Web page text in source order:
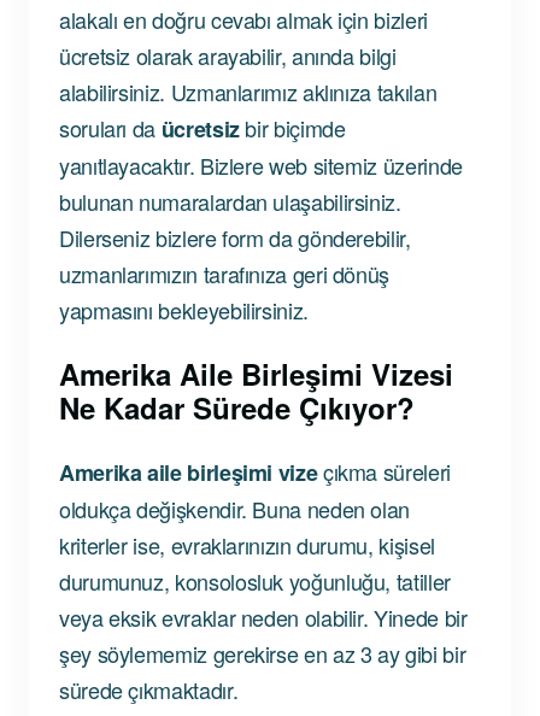
alakalı en doğru cevabı almak için bizleri
ücretsiz olarak arayabilir, anında bilgi
alabilirsiniz. Uzmanlarımız aklınıza takılan
soruları da ücretsizbir biçimde
yanıtlayacaktır. Bizlere web sitemiz üzerinde
bulunan numaralardan ulaşabilirsiniz.
Dilerseniz bizlere form da gönderebilir,
uzmanlarımızın tarafınıza geri dönüş
yapmasını bekleyebilirsiniz.
Amerika Aile Birleşimi Vizesi
Ne Kadar Sürede Çıkıyor?
Amerika aile birleşimi vizeçıkma süreleri
oldukça değişkendir. Buna neden olan
kriterler ise, evraklarınızın durumu, kişisel
durumunuz, konsolosluk yoğunluğu, tatiller
veya eksik evraklar neden olabilir. Yinede bir
şey söylememiz gerekirse en az 3 ay gibi bir
sürede çıkmaktadır.